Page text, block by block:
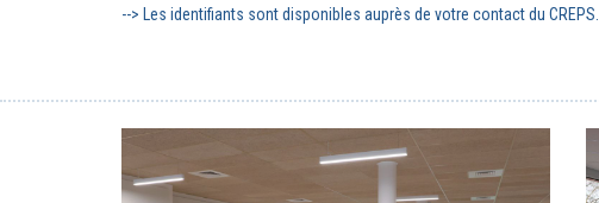
--> Les identifiants sont disponibles auprès de votre contact du CREPS.